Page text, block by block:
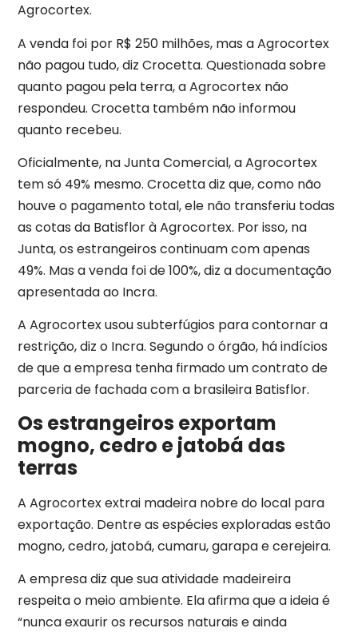
Agrocortex.
A venda foi por R$ 250 milhões, mas a Agrocortex
não pagou tudo, diz Crocetta. Questionada sobre
quanto pagou pela terra, a Agrocortex não
respondeu. Crocetta também não informou
quanto recebeu.
Oficialmente, na Junta Comercial, a Agrocortex
tem só 49% mesmo. Crocetta diz que, como não
houve o pagamento total, ele não transferiu todas
as cotas da Batisflor à Agrocortex. Por isso, na
Junta, os estrangeiros continuam com apenas
49%. Mas a venda foi de 100%, diz a documentação
apresentada ao Incra.
A Agrocortex usou subterfúgios para contornar a
restrição, diz o Incra. Segundo o órgão, há indícios
de que a empresa tenha firmado um contrato de
parceria de fachada com a brasileira Batisflor.
Os estrangeiros exportam
mogno, cedro e jatobá das
terras
A Agrocortex extrai madeira nobre do local para
exportação. Dentre as espécies exploradas estão
mogno, cedro, jatobá, cumaru, garapa e cerejeira.
A empresa diz que sua atividade madeireira
respeita o meio ambiente. Ela afirma que a ideia é
“nunca exaurir os recursos naturais e ainda